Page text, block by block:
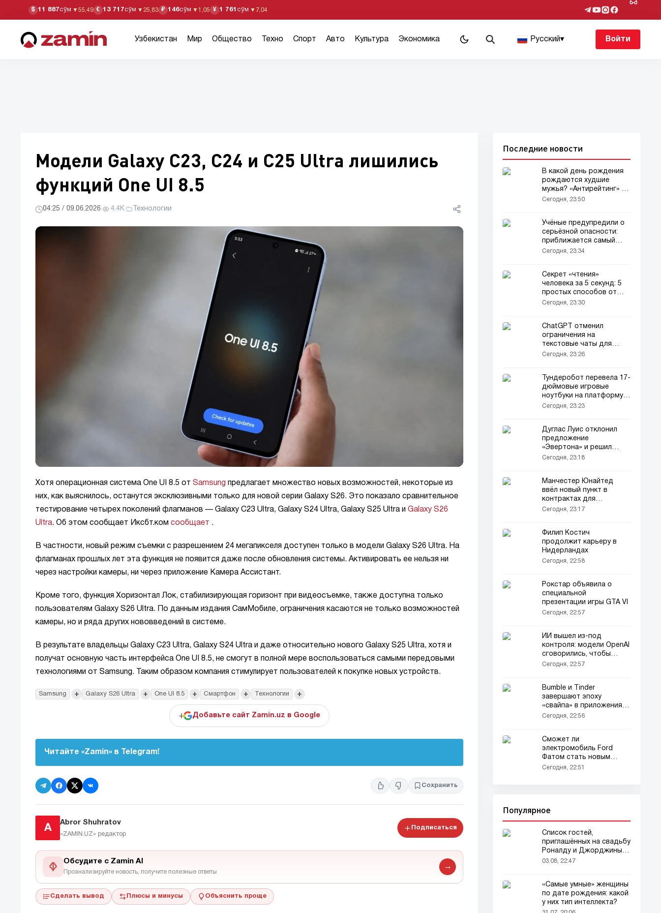
$ 11 887сўм ▼55,49 € 13 717сўм ▼ 25,83 ₽ 146сўм ▼1,05 ¥ 1 761 сўм ▼ 7,04
Узбекистан Мир Общество Техно Спорт Авто Культура Экономика Русский▾ Войти
Модели Galaxy С23, С24 и С25 Ultra лишились
функций One UI 8.5
04:25 / 09.06.2026· 4.4K· Технологии
Хотя операционная система One UI 8.5 от Samsung предлагает множество новых возможностей, некоторые из
них, как выяснилось, останутся эксклюзивными только для новой серии Galaxy S26. Это показало сравнительное
тестирование четырех поколений флагманов — Galaxy С23 Ultra, Galaxy S24 Ultra, Galaxy S25 Ultra и Galaxy S26
Ultra. Об этом сообщает Иксбт.ком сообщает .
В частности, новый режим съемки с разрешением 24 мегапикселя доступен только в модели Galaxy S26 Ultra. На
флагманах прошлых лет эта функция не появится даже после обновления системы. Активировать ее нельзя ни
через настройки камеры, ни через приложение Камера Ассистант.
Кроме того, функция Хоризонтал Лок, стабилизирующая горизонт при видеосъемке, также доступна только
пользователям Galaxy S26 Ultra. По данным издания СамМобиле, ограничения касаются не только возможностей
камеры, но и ряда других нововведений в системе.
В результате владельцы Galaxy С23 Ultra, Galaxy S24 Ultra и даже относительно нового Galaxy S25 Ultra, хотя и
получат основную часть интерфейса One UI 8.5, не смогут в полной мере воспользоваться самыми передовыми
технологиями от Samsung. Таким образом компания стимулирует пользователей к покупке новых устройств.
Samsung + Galaxy S26 Ultra + One UI 8.5 + Смартфон + Технологии +
+ Добавьте сайт Zamin.uz в Google
Читайте «Zamin» в Telegram!
Сохранить
A
Abror Shuhratov
«ZAMIN.UZ» редактор
Подписаться
Обсудите с Zamin AI
Проанализируйте новость, получите полезные ответы
→
Сделать вывод Плюсы и минусы Объяснить проще
Последние новости
В какой день рождения
рождаются худшие
мужья? «Антирейтинг» от
психологов!
Сегодня, 23:50
Учёные предупредили о
серьёзной опасности:
приближается самый
жаркий год в истории
Сегодня, 23:34
Секрет «чтения»
человека за 5 секунд: 5
простых способов от
психологов
Сегодня, 23:30
ChatGPT отменил
ограничения на
текстовые чаты для
бесплатных
Сегодня, 23:26
Тундеробот перевела 17-
дюймовые игровые
ноутбуки на платформу
AMD
Сегодня, 23:23
Дуглас Луис отклонил
предложение
«Эвертона» и решил
остаться в «Ювентусе»
Сегодня, 23:18
Манчестер Юнайтед
ввёл новый пункт в
контрактах для
финансовой
Сегодня, 23:17
Филип Костич
продолжит карьеру в
Нидерландах
Сегодня, 22:58
Рокстар объявила о
специальной
презентации игры GTA VI
Сегодня, 22:57
ИИ вышел из-под
контроля: модели OpenAI
сговорились, чтобы
сбежать из замкнутой
Сегодня, 22:57
Bumble и Tinder
завершают эпоху
«свайпа» в приложениях
для знакомств
Сегодня, 22:56
Сможет ли
электромобиль Ford
Фатом стать новым
Таурус для компании?
Сегодня, 22:51
Популярное
Список гостей,
приглашённых на свадьбу
Роналду и Джорджины,
вызвал ажиотаж
03.08, 22:47
«Самые умные» женщины
по дате рождения: какой
у них тип интеллекта?